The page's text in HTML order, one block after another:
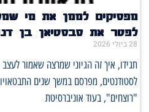
מפסיקים לממן את מי
לפטר את סבסטיאן בן
28 ביולי 2026
תגידו, איך זה הגיוני שמרצה שאמור
לסטודנטים, מפרסם במשך שנים
"רוצחים", בעוד אוניברסיטת